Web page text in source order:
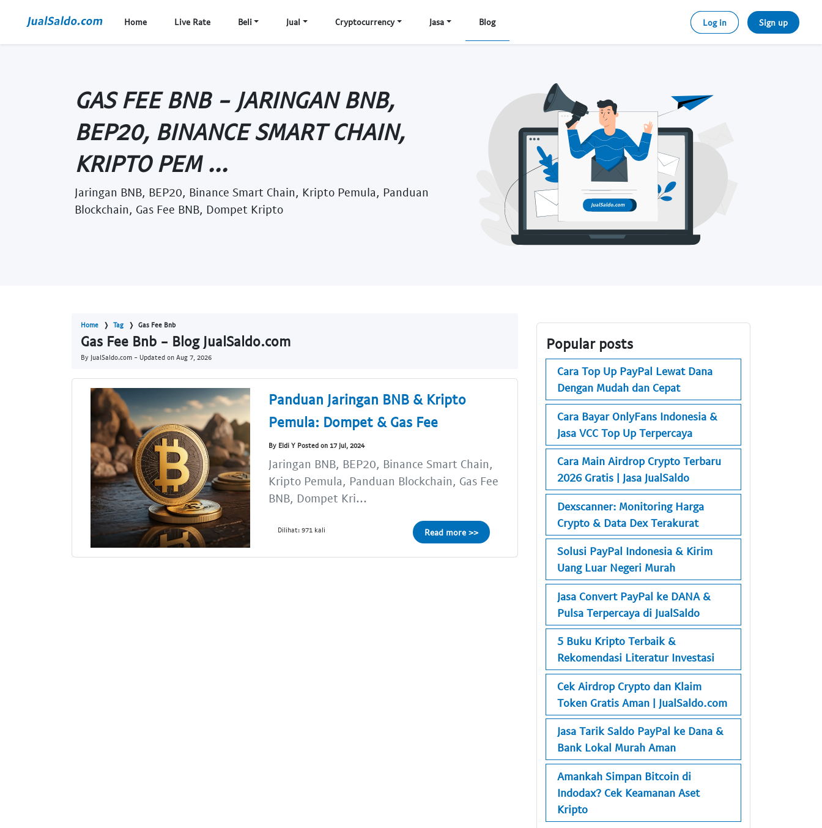
Home Live Rate Beli Jual Cryptocurrency Jasa Blog Log in Sign up
GAS FEE BNB - JARINGAN BNB,
BEP20, BINANCE SMART CHAIN,
KRIPTO PEM ...
Jaringan BNB, BEP20, Binance Smart Chain, Kripto Pemula, Panduan
Blockchain, Gas Fee BNB, Dompet Kripto
Home Tag Gas Fee Bnb
Gas Fee Bnb - Blog JualSaldo.com
By JualSaldo.com - Updated on Aug 7, 2026
Panduan Jaringan BNB & Kripto
Pemula: Dompet & Gas Fee
By Eldi Y Posted on 17 Jul, 2024
Jaringan BNB, BEP20, Binance Smart Chain,
Kripto Pemula, Panduan Blockchain, Gas Fee
BNB, Dompet Kri...
Dilihat: 971 kali Read more >>
Popular posts
Cara Top Up PayPal Lewat Dana
Dengan Mudah dan Cepat
Cara Bayar OnlyFans Indonesia &
Jasa VCC Top Up Terpercaya
Cara Main Airdrop Crypto Terbaru
2026 Gratis | Jasa JualSaldo
Dexscanner: Monitoring Harga
Crypto & Data Dex Terakurat
Solusi PayPal Indonesia & Kirim
Uang Luar Negeri Murah
Jasa Convert PayPal ke DANA &
Pulsa Terpercaya di JualSaldo
5 Buku Kripto Terbaik &
Rekomendasi Literatur Investasi
Cek Airdrop Crypto dan Klaim
Token Gratis Aman | JualSaldo.com
Jasa Tarik Saldo PayPal ke Dana &
Bank Lokal Murah Aman
Amankah Simpan Bitcoin di
Indodax? Cek Keamanan Aset
Kripto